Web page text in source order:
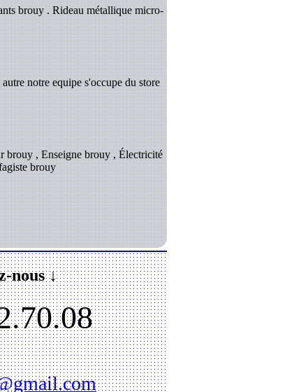
brouy . Rideau métallique micro-
notre equipe s'occupe du store
brouy , Enseigne brouy , Électricité
brouy
nous ↓